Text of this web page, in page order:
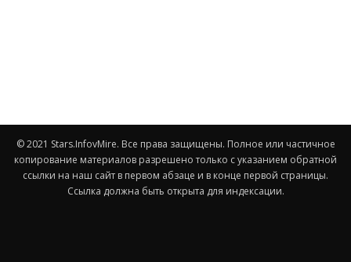
© 2021 Stars.InfovMire. Все права защищены. Полное или частичное
копирование материалов разрешено только с указанием обратной
ссылки на наш сайт в первом абзаце и в конце первой страницы.
Ссылка должна быть открыта для индексации.